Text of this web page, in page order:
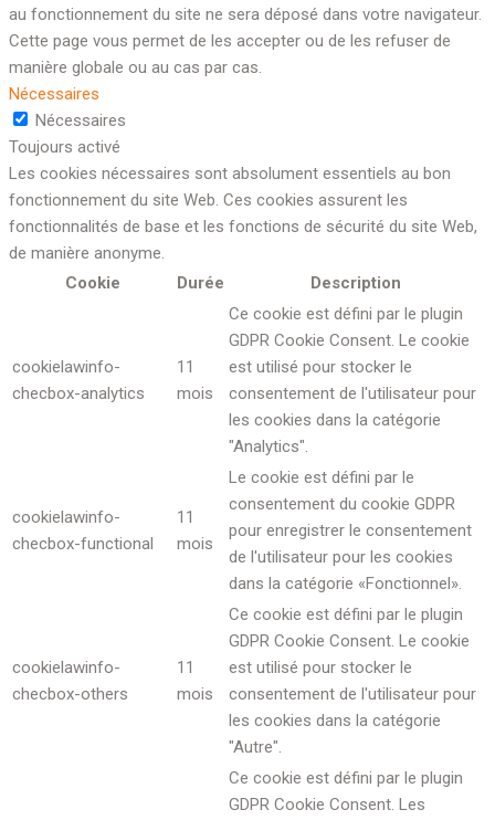
au fonctionnement du site ne sera déposé dans votre navigateur.
Cette page vous permet de les accepter ou de les refuser de
manière globale ou au cas par cas.
Nécessaires
Nécessaires
Toujours activé
Les cookies nécessaires sont absolument essentiels au bon
fonctionnement du site Web. Ces cookies assurent les
fonctionnalités de base et les fonctions de sécurité du site Web,
de manière anonyme.
Cookie
Durée Description
cookielawinfo-
checbox-analytics
11
mois
Ce cookie est défini par le plugin
GDPR Cookie Consent. Le cookie
est utilisé pour stocker le
consentement de l'utilisateur pour
les cookies dans la catégorie
"Analytics".
cookielawinfo-
checbox-functional
11
mois
Le cookie est défini par le
consentement du cookie GDPR
pour enregistrer le consentement
de l'utilisateur pour les cookies
dans la catégorie «Fonctionnel».
cookielawinfo-
checbox-others
11
mois
Ce cookie est défini par le plugin
GDPR Cookie Consent. Le cookie
est utilisé pour stocker le
consentement de l'utilisateur pour
les cookies dans la catégorie
"Autre".
Ce cookie est défini par le plugin
GDPR Cookie Consent. Les